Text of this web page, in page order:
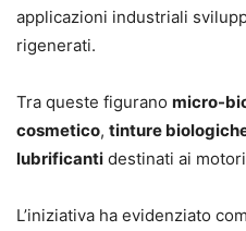
applicazioni industriali
rigenerati.
Tra queste figurano micro-
cosmetico, tinture
lubrificanti destinati ai
L’iniziativa ha evidenziato